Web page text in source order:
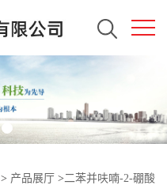
> 产品展厅 >二苯并呋喃-2-硼酸